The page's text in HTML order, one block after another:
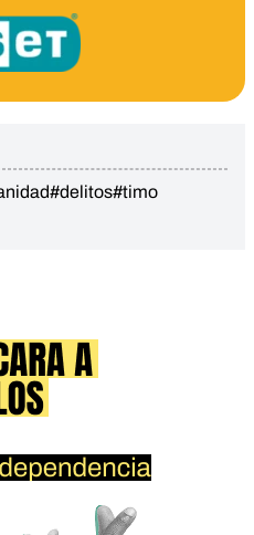
#delitos#timo